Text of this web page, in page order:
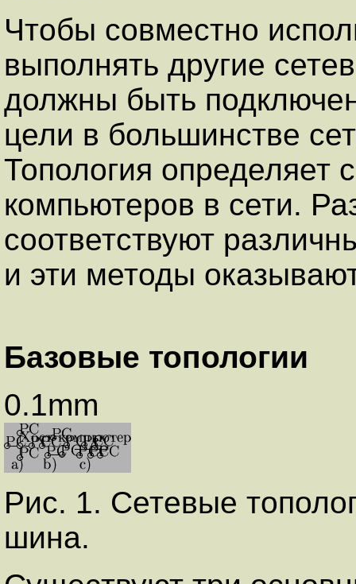
Чтобы совместно
выполнять другие
должны быть
цели в большинстве
Топология определяет
компьютеров в сети.
соответствуют
и эти методы
Базовые топологии
0.1mm
Рис. 1. Сетевые
шина.